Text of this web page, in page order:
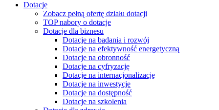
Dotacje
Zobacz pełną ofertę działu dotacji
TOP nabory o dotacje
Dotacje dla biznesu
Dotacje na badania i rozwój
Dotacje na efektywność energetyczną
Dotacje na obronność
Dotacje na cyfryzację
Dotacje na internacjonalizację
Dotacje na inwestycje
Dotacje na dostępność
Dotacje na szkolenia